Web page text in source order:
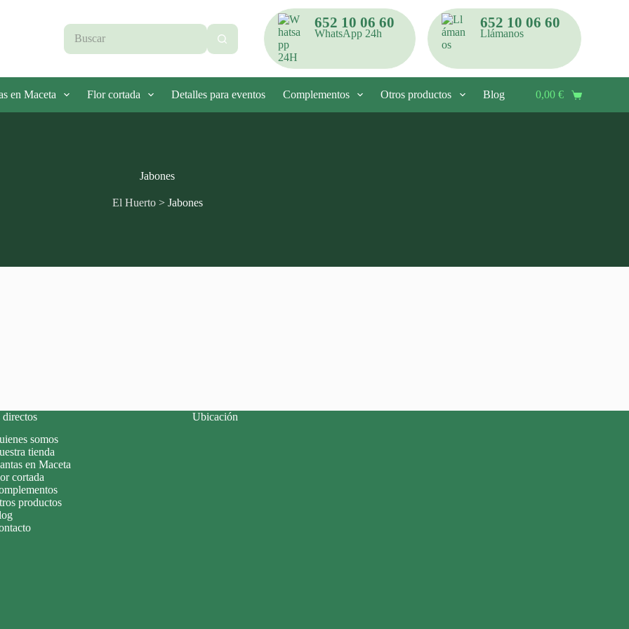
Sin
resultados
652 10 06 60
WhatsApp 24h
652 10 06 60
Llámanos
en Maceta Flor cortada Detalles para eventos Complementos Otros productos Blog Contacto
Carro
de
0,00 €
Jabones
El Huerto> Jabones
directos
somos
tienda
en Maceta
cortada
productos
Ubicación